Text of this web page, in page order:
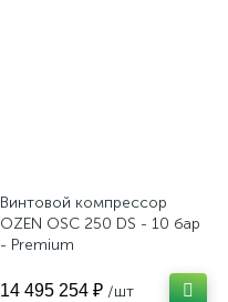
Винтовой компрессор
OZEN OSC 250 DS - 10 бар
- Premium
14 495 254 ₽ /шт